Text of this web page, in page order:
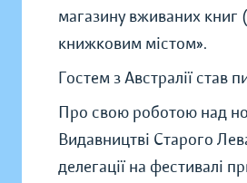
магазину вживаних книг
книжковим містом».
Гостем з Австралії став
Про свою роботою над
Видавництві Старого
делегації на фестивалі